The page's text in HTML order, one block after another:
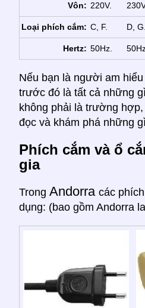
Vôn: 220V.
Loại phích cắm: C, F. D, G.
Hertz: 50Hz.
Nếu bạn là người am
trước đó là tất cả những
không phải là trường
đọc và khám phá những
Phích cắm và ổ
gia
Trong Andorra các
dụng: (bao gồm Andorra